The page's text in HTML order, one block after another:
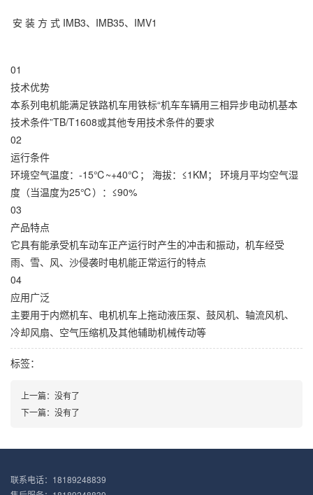
安 装 方 式 IMB3、IMB35、IMV1
01
技术优势
本系列电机能满足铁路机车用铁标“机车车辆用三相异步电动机基本
技术条件”TB/T1608或其他专用技术条件的要求
02
运行条件
环境空气温度：-15℃~+40℃； 海拔：≤1KM； 环境月平均空气湿
度（当温度为25℃）：≤90%
03
产品特点
它具有能承受机车动车正产运行时产生的冲击和振动，机车经受
雨、雪、风、沙侵袭时电机能正常运行的特点
04
应用广泛
​主要用于内燃机车、电机机车上拖动液压泵、鼓风机、轴流风机、
冷却风扇、空气压缩机及其他辅助机械传动等
标签：
上一篇：没有了
下一篇：没有了
联系电话：18189248839